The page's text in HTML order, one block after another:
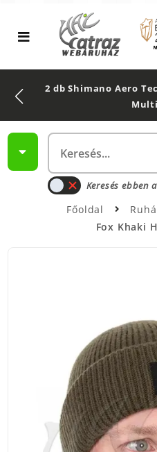
2 db Shimano Aero
Keresés ebben
Főoldal
Fox Khaki